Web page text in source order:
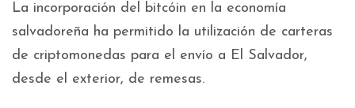
La incorporación del bitcóin en la economía
salvadoreña ha permitido la utilización de carteras
de criptomonedas para el envío a El Salvador,
desde el exterior, de remesas.